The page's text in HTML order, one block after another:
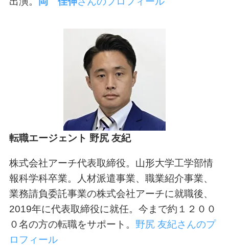
転職エージェント 野尻 友紀
株式会社アーチ代表取締役。山形大学工学部情
報科学科卒業。人材派遣事業、職業紹介事業、
業務請負委託事業の株式会社アーチに就職後、
2019年に代表取締役に就任。今まで約１２００
０名の方の転職をサポート。 野尻 友紀さんのプ
ロフィール